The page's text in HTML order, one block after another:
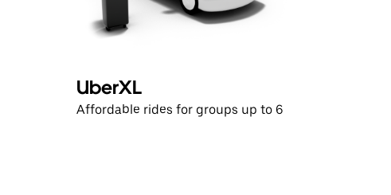
UberXL
Affordable rides for groups up to 6